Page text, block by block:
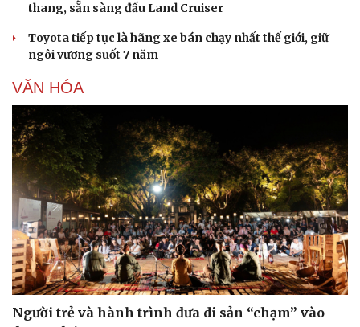
thang, sẵn sàng đấu Land Cruiser
Toyota tiếp tục là hãng xe bán chạy nhất thế giới, giữ
ngôi vương suốt 7 năm
VĂN HÓA
Người trẻ và hành trình đưa di sản “chạm” vào